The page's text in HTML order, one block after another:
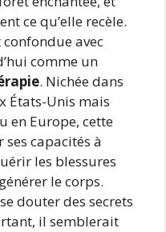
ce qu’elle recèle.
confondue avec
comme un
. Nichée dans
États-Unis mais
en Europe, cette
capacités à
les blessures
le corps.
douter des secrets
il semblerait